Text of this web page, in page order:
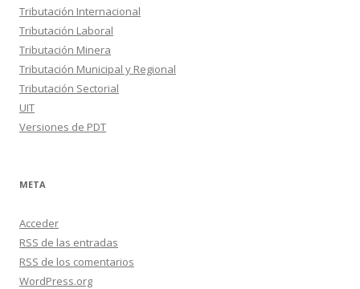
Tributación Internacional
Tributación Laboral
Tributación Minera
Tributación Municipal y Regional
Tributación Sectorial
UIT
Versiones de PDT
META
Acceder
RSS de las entradas
RSS de los comentarios
WordPress.org